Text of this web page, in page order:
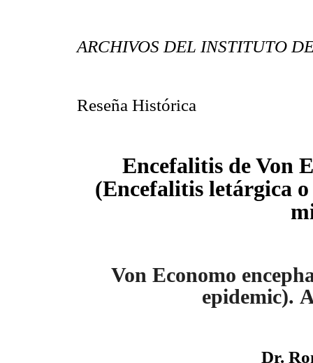
ARCHIVOS DEL INSTITUTO
Reseña Histórica
Encefalitis de Von
(Encefalitis letárgica
Von Economo
epidemic).
Dr.